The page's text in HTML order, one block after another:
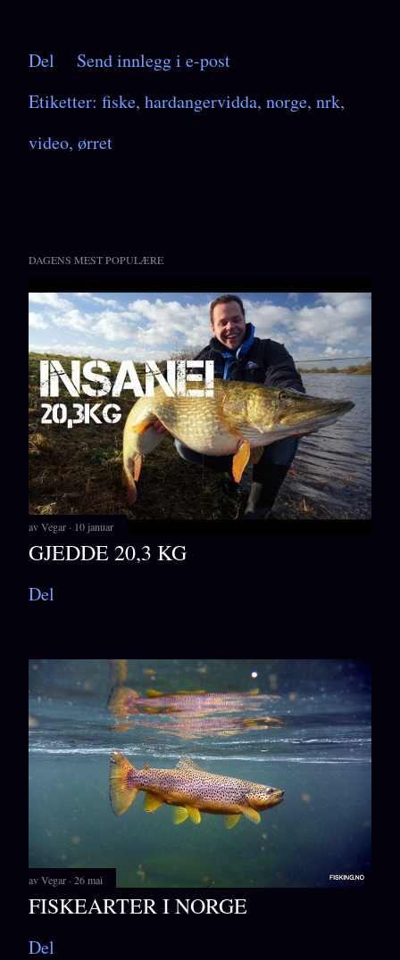
Del
Send innlegg i e-post
Etiketter: fiske hardangervidda norge nrk
video ørret
DAGENS MEST POPULÆRE
avVegar 10 januar
GJEDDE 20,3 KG
Del
avVegar 26 mai
FISKEARTER I NORGE
Del